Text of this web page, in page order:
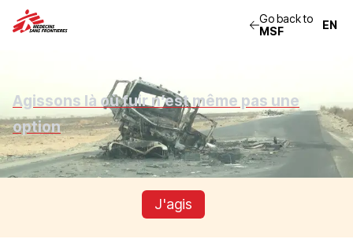
Go back to
MSF
Agissons là où fuir n’est même pas une
option
J'agis